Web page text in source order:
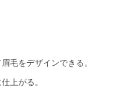
毛をデザインできる。
上がる。